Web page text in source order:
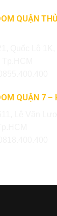
QUẬN
QUẬN 7 –